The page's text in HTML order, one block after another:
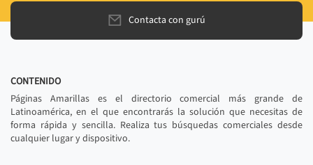
Contacta con gurú
CONTENIDO
Páginas Amarillas es el directorio comercial más grande de
Latinoamérica, en el que encontrarás la solución que necesitas de
forma rápida y sencilla. Realiza tus búsquedas comerciales desde
cualquier lugar y dispositivo.